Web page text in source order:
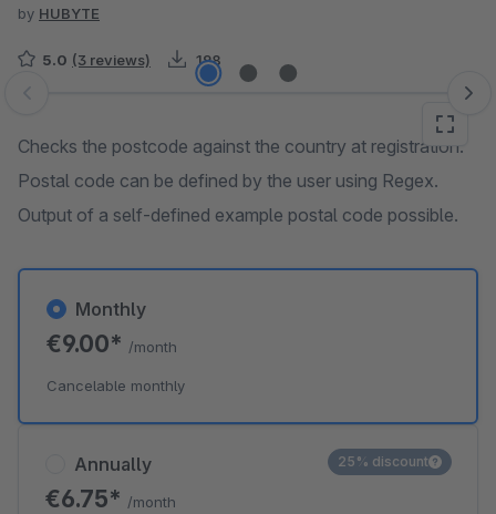
by HUBYTE
5.0 (3 reviews) 198
Skip image gallery
Checks the postcode against the country at registration.
Postal code can be defined by the user using Regex.
Output of a self-defined example postal code possible.
Annually
€6.75* /month
25% discount
Monthly
€9.00* /month
Cancelable monthly